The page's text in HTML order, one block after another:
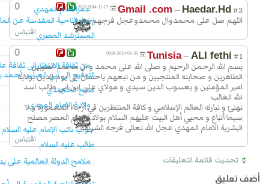
عمرالامام المهدي
من ثقافة الانتظارإلى ثقافة
ولادة الامام المهدي
ملامح الدولة العالمية على
إخبار الناحية المقدسة عن
المسترشد المصري
التوقيع الى أبي العباس
صالح الخجندي
جواب نائب الإمام عليه
طالب عليه السلام
0 #2
Gmail .com — Haedar.Hd
2014-11-17 20:21
اللهم صل على محمدوال محمدوعجل فرجهم
اقتباس
0 #1
Tunisia—ALI fethi
2013-06-23 02:24
بسم الله الرحمن الرحيم و صلى الله على محمد و ال محمد الطيبين
الطاهرين و صحابته المنتجبين و من تبعهم باحسان الى يوم الدين بولاية
امير المؤمنين و يعسوب الدين سيدي و مولاي علي ابن ابي طالب اسد
الله الغالب
نهنئ و نبارك العالم الإسلامي و كافة المنتظرين في أرجاء المعمورة و لا
سيما أتباع و محبي أهل البيت عليهم السلام بولادة إمام العصر مصلح
البشرية الامام المهدي عجل الله تعالى فرجه الشريف.
اقتباس
تحديث قائمة التعليقات
أضف تعليق